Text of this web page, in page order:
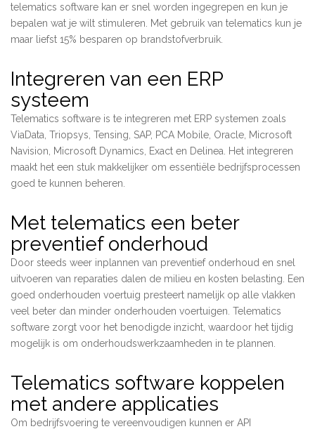
telematics software kan er snel worden ingegrepen en kun je
bepalen wat je wilt stimuleren. Met gebruik van telematics kun je
maar liefst 15% besparen op brandstofverbruik.
Integreren van een ERP
systeem
Telematics software is te integreren met ERP systemen zoals
ViaData, Triopsys, Tensing, SAP, PCA Mobile, Oracle, Microsoft
Navision, Microsoft Dynamics, Exact en Delinea. Het integreren
maakt het een stuk makkelijker om essentiële bedrijfsprocessen
goed te kunnen beheren.
Met telematics een beter
preventief onderhoud
Door steeds weer inplannen van preventief onderhoud en snel
uitvoeren van reparaties dalen de milieu en kosten belasting. Een
goed onderhouden voertuig presteert namelijk op alle vlakken
veel beter dan minder onderhouden voertuigen. Telematics
software zorgt voor het benodigde inzicht, waardoor het tijdig
mogelijk is om onderhoudswerkzaamheden in te plannen.
Telematics software koppelen
met andere applicaties
Om bedrijfsvoering te vereenvoudigen kunnen er API